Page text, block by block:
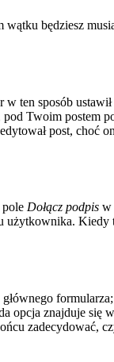
będziesz
ten sposób
Twoim postem
post, choć
Dołącz podpis w
Kiedy
opcja znajduje
zadecydować,